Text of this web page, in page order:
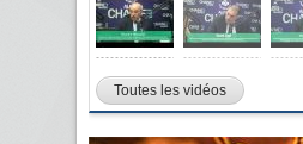
Toutes les vidéos